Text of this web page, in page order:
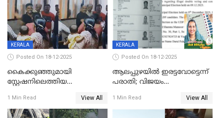
KERALA
Posted On 18-12-2025
കൈക്കുഞ്ഞുമായി
സ്റ്റേഷനിലെത്തിയ
കരണത്തടിച്ചു; CC ടിവി
ദൃശ്യങ്ങൾ പുറത്ത്
1 Min Read View All
KERALA
Posted On 18-12-2025
ആലപ്പുഴയിൽ ഇരട്ടവോട്ടെന്ന്
പരാതി; വിജയം
വാർഡിലെ എൽഡിഎഫ്
സ്ഥാനാർത്ഥി
1 Min Read View All